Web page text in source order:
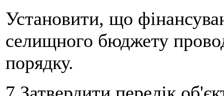
Установити, що
селищного бюджету
порядку.